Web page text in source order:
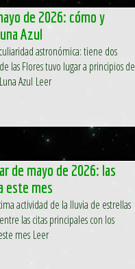
de 2026: cómo y
Azul
astronómica: tiene dos
las Flores tuvo lugar a principios de
Azul Leer
de mayo de 2026: las
este mes
actividad de la lluvia de estrellas
las citas principales con los
mes Leer